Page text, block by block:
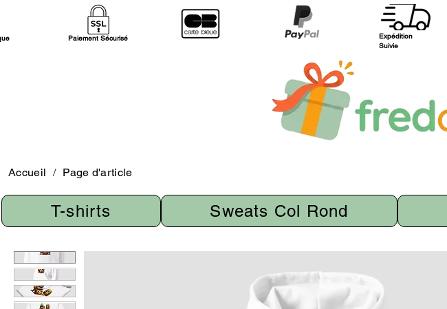
Paiement Sécurisé
Expédition
Suivie
Accueil / Page d'article
T-shirts Sweats Col Rond